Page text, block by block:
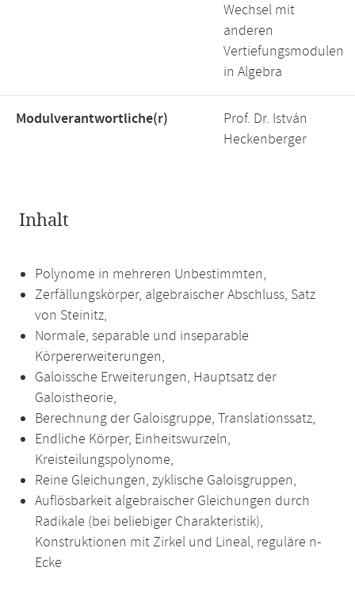
Wechsel mit
anderen
Vertiefungsmodulen
in Algebra
Modulverantwortliche(r)
Prof. Dr. István
Heckenberger
Inhalt
Polynome in mehreren Unbestimmten,
Zerfällungskörper, algebraischer Abschluss, Satz
von Steinitz,
Normale, separable und inseparable
Körpererweiterungen,
Galoissche Erweiterungen, Hauptsatz der
Galoistheorie,
Berechnung der Galoisgruppe, Translationssatz,
Endliche Körper, Einheitswurzeln,
Kreisteilungspolynome,
Reine Gleichungen, zyklische Galoisgruppen,
Auflösbarkeit algebraischer Gleichungen durch
Radikale (bei beliebiger Charakteristik),
Konstruktionen mit Zirkel und Lineal, reguläre n-
Ecke